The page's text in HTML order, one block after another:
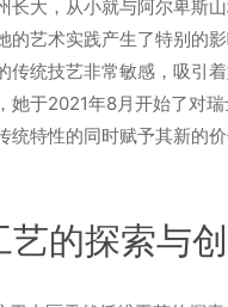
长大，从小就与阿尔卑斯
的艺术实践产生了特别的
传统技艺非常敏感，吸引
她于2021年8月开始了对
统特性的同时赋予其新的
艺的探索与